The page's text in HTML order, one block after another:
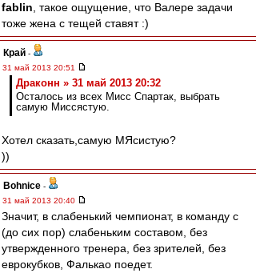
fablin , такое ощущение, что Валере задачи
тоже жена с тещей ставят :)
Край -
31 май 2013 20:51
Драконн » 31 май 2013 20:32
Осталось из всех Мисс Спартак, выбрать
самую Миссястую.
Хотел сказать,самую МЯсистую?
))
Bohnice -
31 май 2013 20:40
Значит, в слабенький чемпионат, в команду с
(до сих пор) слабеньким составом, без
утвержденного тренера, без зрителей, без
еврокубков, Фалькао поедет.